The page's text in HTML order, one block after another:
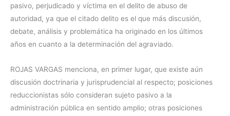
pasivo, perjudicado y víctima en el delito de abuso de
autoridad, ya que el citado delito es el que más discusión,
debate, análisis y problemática ha originado en los últimos
años en cuanto a la determinación del agraviado.
ROJAS VARGAS menciona, en primer lugar, que existe aún
discusión doctrinaria y jurisprudencial al respecto; posiciones
reduccionistas sólo consideran sujeto pasivo a la
administración pública en sentido amplio; otras posiciones